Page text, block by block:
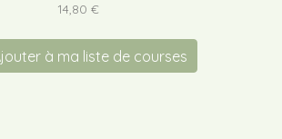
14,80 €
à ma liste de courses